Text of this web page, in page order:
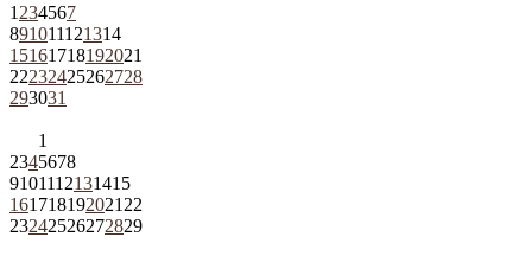
1 234567
891011121314
15161718192021
22232425262728
293031
1
2345678
9101112131415
161718192021 22
23242526272829